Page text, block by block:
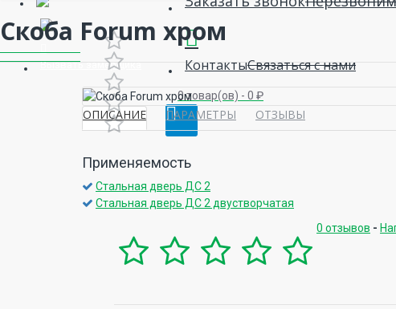
Вызвать замерщика КонтактыСвязаться с нами
0 товар(ов) - 0 ₽
Скоба Forum хром
ОПИСАНИЕ ПАРАМЕТРЫ ОТЗЫВЫ
Применяемость
Стальная дверь ДС 2
Стальная дверь ДС 2 двустворчатая
0 отзывов -